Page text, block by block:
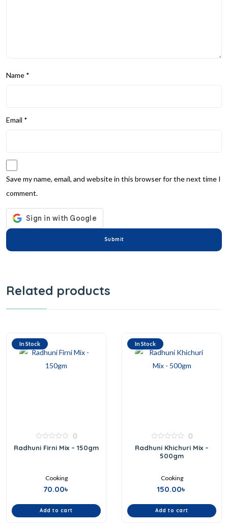
Name *
Email *
Save my name, email, and website in this browser for the next time I
comment.
Related products
In Stock
out
0
Radhuni Firni Mix – 150gm
Cooking
70.00৳
Add to cart
In Stock
out
0
Radhuni Khichuri Mix –
500gm
Cooking
150.00৳
Add to cart